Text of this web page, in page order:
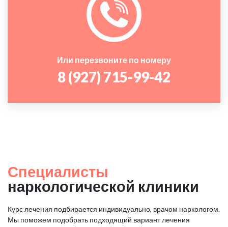
Или перезвоните по номеру
8 (927) 715-99-42
Специалисты
наркологической клиники
Курс лечения подбирается индивидуально, врачом наркологом.
Мы поможем подобрать подходящий вариант лечения